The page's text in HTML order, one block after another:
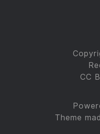
CC
Theme